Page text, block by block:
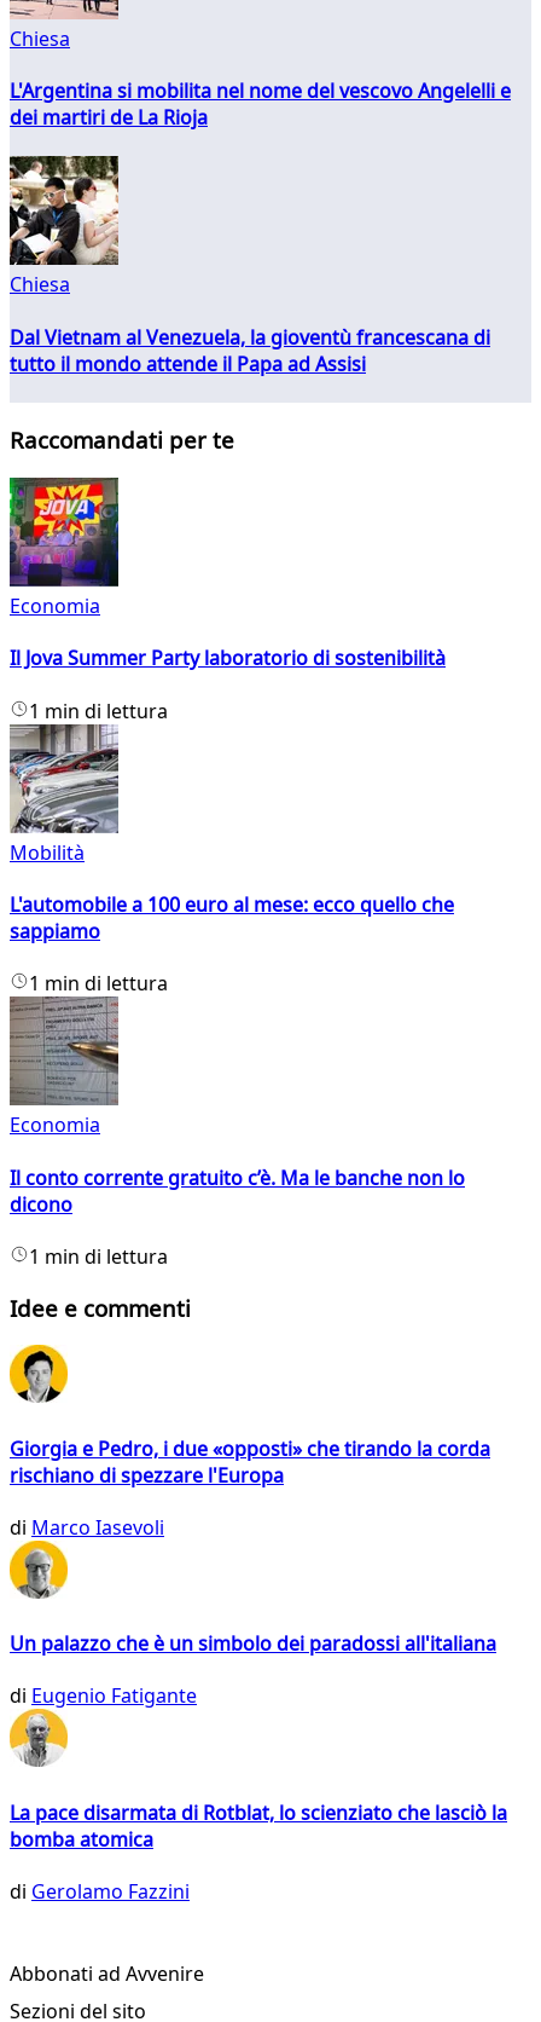
Chiesa
L'Argentina si mobilita nel nome del vescovo Angelelli e
dei martiri de La Rioja
Chiesa
Dal Vietnam al Venezuela, la gioventù francescana di
tutto il mondo attende il Papa ad Assisi
Raccomandati per te
Economia
Il Jova Summer Party laboratorio di sostenibilità
1 min di lettura
Mobilità
L'automobile a 100 euro al mese: ecco quello che
sappiamo
1 min di lettura
Economia
Il conto corrente gratuito c’è. Ma le banche non lo
dicono
1 min di lettura
Idee e commenti
Giorgia e Pedro, i due «opposti» che tirando la corda
rischiano di spezzare l'Europa
di Marco Iasevoli
Un palazzo che è un simbolo dei paradossi all'italiana
di Eugenio Fatigante
La pace disarmata di Rotblat, lo scienziato che lasciò la
bomba atomica
di Gerolamo Fazzini
Abbonati ad Avvenire
Sezioni del sito